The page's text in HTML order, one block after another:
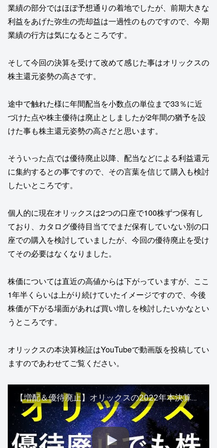
業績の部分ではほぼ予想通りの着地でしたが、前期大きな
利益をあげた弥生の売却益は一過性のものですので、今期
業績の行方は気になるところです。
そして今回の決算を受けて改めて感じた事はオリックスの
株主還元姿勢の高さです。
途中で触れた様に年間配当を小数点の単位まで33％に近
づけた点や株主優待は廃止としましたが2年間の猶予を設
けた事も株主還元姿勢の高さだと思います。
そういった点では優待廃止以降、配当などによる利益還元
に集約するとの事ですので、その言葉を信じて購入も検討
したいところです。
個人的に現在オリックスは2つの口座で100株ずつ保有し
ており、カタログ優待目当てでまだ保有していない別の口
座での購入を検討していましたが、今回の優待廃止を受け
てその必要はなくなりました。
株価については直近の高値からは下がっていますが、ここ
1年半くらいは上がり続けていたイメージですので、今後
株価が下がる場面があれば買い増しを検討したいかなとい
うところです。
オリックスの本決算検証はYouTubeで動画版を投稿してい
ますのであわせてご覧ください。
【増配＆優待廃止】オリックスの2022年本決算を検証